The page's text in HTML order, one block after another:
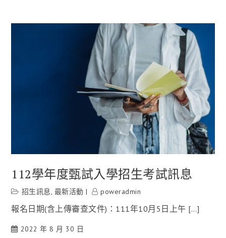
112學年度甄試入學招生考試訊息
招生訊息, 最新活動 poweradmin
報名日期(含上傳審查文件)：111年10月5日上午 […]
2022 年 8 月 30 日